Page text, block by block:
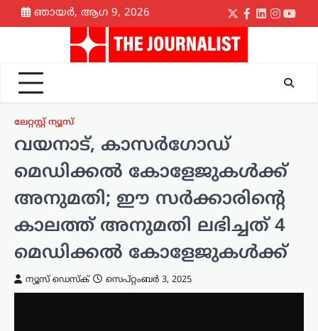
Skip
to
ഞായർ, ആഗ 9, 2026
Twitter
Facebook
LinkedIn
ലേറ്റസ്റ്റ് ന്യൂസ്
വയനാട്, കാസര്‍ഗോഡ്
മെഡിക്കല്‍ കോളേജുകള്‍ക്ക്
അനുമതി; ഈ സര്‍ക്കാരിന്റെ
കാലത്ത് അനുമതി ലഭിച്ചത് 4
മെഡിക്കല്‍ കോളേജുകള്‍ക്ക്
ന്യൂസ് ഡെസ്ക് സെപ്റ്റംബർ 3, 2025